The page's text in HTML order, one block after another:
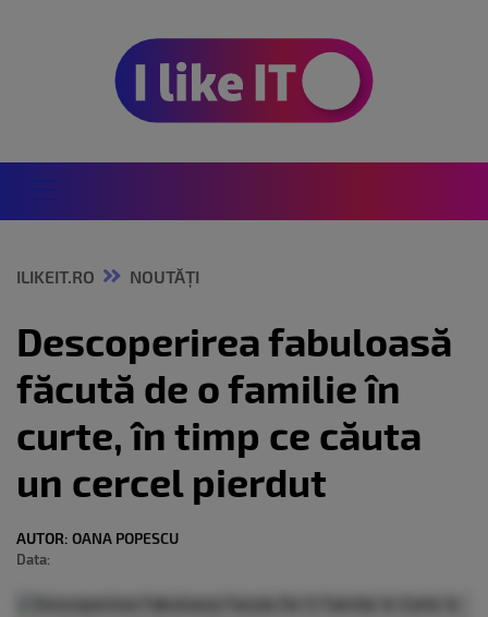
ILIKEIT.RO NOUTĂȚI
Descoperirea fabuloasă
făcută de o familie în
curte, în timp ce căuta
un cercel pierdut
AUTOR: OANA POPESCU
Data: